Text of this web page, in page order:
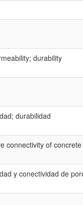
durability
durabilidad
connectivity of
y conectividad de